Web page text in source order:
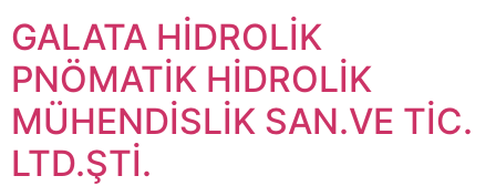
GALATA HİDROLİK
PNÖMATİK HİDROLİK
MÜHENDİSLİK SAN.VE TİC.
LTD.ŞTİ.